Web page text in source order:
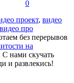
0
проект, видео
видео про
без перерывов
на
С нами скучать
и развлекись!